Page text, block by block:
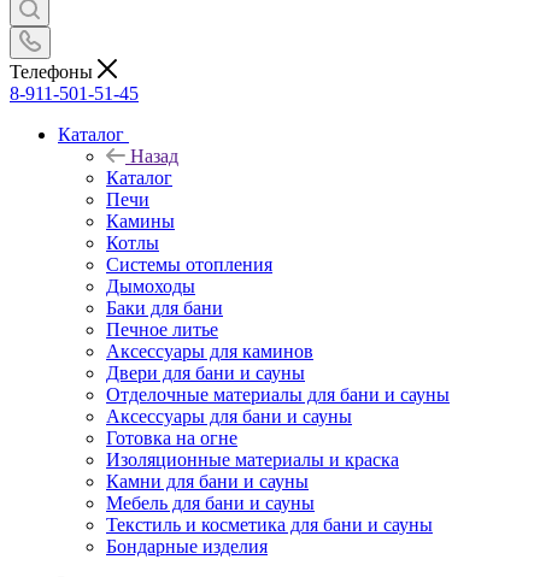
Телефоны
8-911-501-51-45
Каталог
Назад
Каталог
Печи
Камины
Котлы
Системы отопления
Дымоходы
Баки для бани
Печное литье
Аксессуары для каминов
Двери для бани и сауны
Отделочные материалы для бани и сауны
Аксессуары для бани и сауны
Готовка на огне
Изоляционные материалы и краска
Камни для бани и сауны
Мебель для бани и сауны
Текстиль и косметика для бани и сауны
Бондарные изделия